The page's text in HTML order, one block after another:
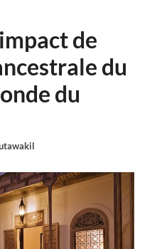
de
du
du